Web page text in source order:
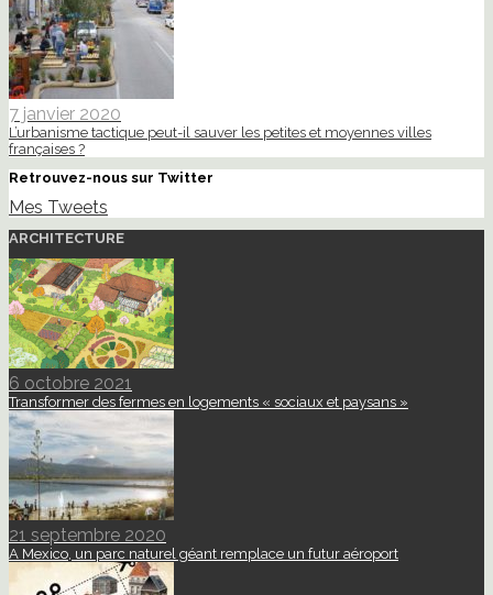
7 janvier 2020
L’urbanisme tactique peut-il sauver les petites et moyennes villes
françaises ?
Retrouvez-nous sur Twitter
Mes Tweets
ARCHITECTURE
6 octobre 2021
Transformer des fermes en logements « sociaux et paysans »
21 septembre 2020
A Mexico, un parc naturel géant remplace un futur aéroport